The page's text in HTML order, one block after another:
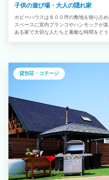
子供の遊び場・大人の隠れ家
ホビーハウスは８００坪の敷地を独り占
スペースに室内ブランコやハンモックが
ある家で大切な人たちと素敵な時間をど
揺られながらゆっくりと読書などもどう
のワーケーションにも最適です。
貸別荘・コテージ